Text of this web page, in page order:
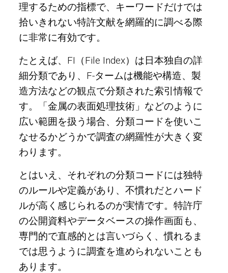
理するための指標で、キーワードだけでは
拾いきれない特許文献を網羅的に調べる際
に非常に有効です。
たとえば、FI（File Index）は日本独自の詳
細分類であり、F-タームは機能や構造、製
造方法などの観点で分類された索引情報で
す。「金属の表面処理技術」などのように
広い範囲を扱う場合、分類コードを使いこ
なせるかどうかで調査の網羅性が大きく変
わります。
とはいえ、それぞれの分類コードには独特
のルールや定義があり、不慣れだとハード
ルが高く感じられるのが実情です。特許庁
の公開資料やデータベースの操作画面も、
専門的で直感的とは言いづらく、慣れるま
では思うように調査を進められないことも
あります。